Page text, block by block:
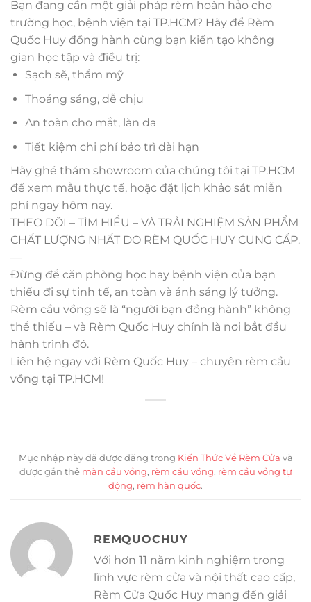
Bạn đang cần một giải pháp rèm hoàn hảo cho
trường học, bệnh viện tại TP.HCM? Hãy để Rèm
Quốc Huy đồng hành cùng bạn kiến tạo không
gian học tập và điều trị:
Sạch sẽ, thẩm mỹ
Thoáng sáng, dễ chịu
An toàn cho mắt, làn da
Tiết kiệm chi phí bảo trì dài hạn
Hãy ghé thăm showroom của chúng tôi tại TP.HCM
để xem mẫu thực tế, hoặc đặt lịch khảo sát miễn
phí ngay hôm nay.
THEO DÕI – TÌM HIỂU – VÀ TRẢI NGHIỆM SẢN PHẨM
CHẤT LƯỢNG NHẤT DO RÈM QUỐC HUY CUNG CẤP.
—
Đừng để căn phòng học hay bệnh viện của bạn
thiếu đi sự tinh tế, an toàn và ánh sáng lý tưởng.
Rèm cầu vồng sẽ là “người bạn đồng hành” không
thể thiếu – và Rèm Quốc Huy chính là nơi bắt đầu
hành trình đó.
Liên hệ ngay với Rèm Quốc Huy – chuyên rèm cầu
vồng tại TP.HCM!
Mục nhập này đã được đăng trong Kiến Thức Về Rèm Cửa và
được gắn thẻ màn cầu vồng, rèm cầu vồng, rèm cầu vồng tự
động, rèm hàn quốc.
REMQUOCHUY
Với hơn 11 năm kinh nghiệm trong
lĩnh vực rèm cửa và nội thất cao cấp,
Rèm Cửa Quốc Huy mang đến giải